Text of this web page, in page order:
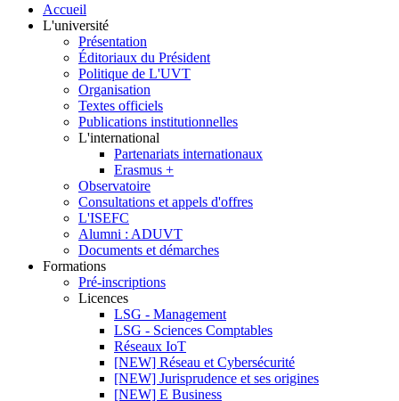
Accueil
L'université
Présentation
Éditoriaux du Président
Politique de L'UVT
Organisation
Textes officiels
Publications institutionnelles
L'international
Partenariats internationaux
Erasmus +
Observatoire
Consultations et appels d'offres
L'ISEFC
Alumni : ADUVT
Documents et démarches
Formations
Pré-inscriptions
Licences
LSG - Management
LSG - Sciences Comptables
Réseaux IoT
[NEW] Réseau et Cybersécurité
[NEW] Jurisprudence et ses origines
[NEW] E Business